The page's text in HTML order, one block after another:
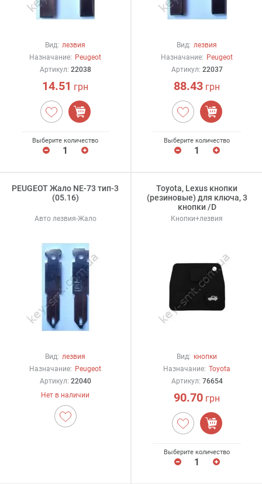
Вид: лезвия
Назначание: Peugeot
Артикул: 22038
14.51 грн
Выберите количество
Вид: лезвия
Назначание: Peugeot
Артикул: 22037
88.43 грн
Выберите количество
PEUGEOT Жало NE-73 тип-3
(05.16)
Авто лезвия-Жало
Вид: лезвия
Назначание: Peugeot
Артикул: 22040
Нет в наличии
Toyota, Lexus кнопки
(резиновые) для ключа, 3
кнопки /D
Кнопки+лезвия
Вид: кнопки
Назначание: Toyota
Артикул: 76654
90.70 грн
Выберите количество